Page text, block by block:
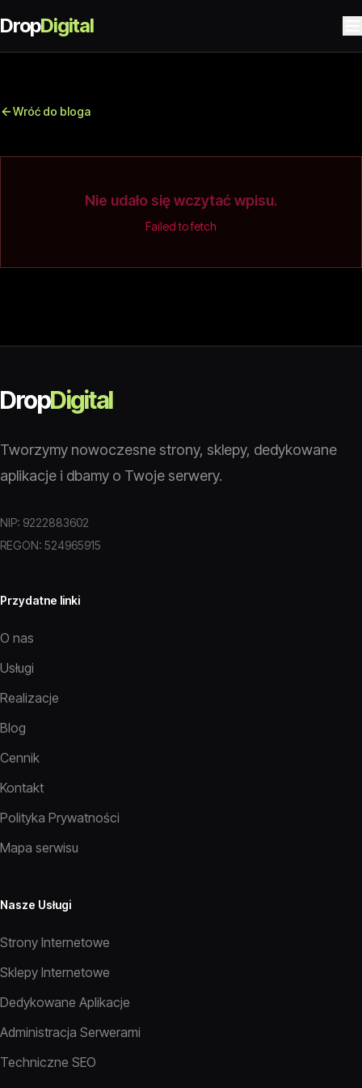
DropDigital
Wróć do bloga
Nie udało się wczytać wpisu.
Failed to fetch
DropDigital
Tworzymy nowoczesne strony, sklepy, dedykowane
aplikacje i dbamy o Twoje serwery.
NIP: 9222883602
REGON: 524965915
Przydatne linki
O nas
Usługi
Realizacje
Blog
Cennik
Kontakt
Polityka Prywatności
Mapa serwisu
Nasze Usługi
Strony Internetowe
Sklepy Internetowe
Dedykowane Aplikacje
Administracja Serwerami
Techniczne SEO